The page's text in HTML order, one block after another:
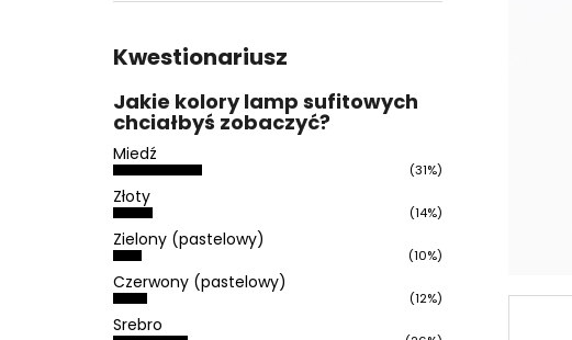
Kwestionariusz
Jakie kolory lamp sufitowych
chciałbyś zobaczyć?
Miedź
(31%)
Złoty
(14%)
Zielony (pastelowy)
(10%)
Czerwony (pastelowy)
(12%)
Srebro